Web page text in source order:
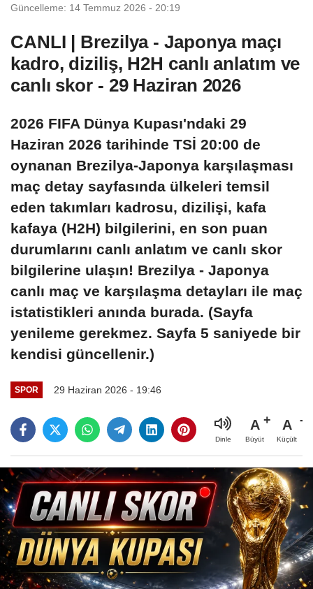
Güncelleme: 14 Temmuz 2026 - 20:19
CANLI | Brezilya - Japonya maçı
kadro, diziliş, H2H canlı anlatım ve
canlı skor - 29 Haziran 2026
2026 FIFA Dünya Kupası'ndaki 29
Haziran 2026 tarihinde TSİ 20:00 de
oynanan Brezilya-Japonya karşılaşması
maç detay sayfasında ülkeleri temsil
eden takımları kadrosu, dizilişi, kafa
kafaya (H2H) bilgilerini, en son puan
durumlarını canlı anlatım ve canlı skor
bilgilerine ulaşın! Brezilya - Japonya
canlı maç ve karşılaşma detayları ile maç
istatistikleri anında burada. (Sayfa
yenileme gerekmez. Sayfa 5 saniyede bir
kendisi güncellenir.)
SPOR 29 Haziran 2026 - 19:46
Dinle
A
Büyüt
A
Küçült